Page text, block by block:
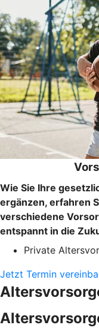
Wie Sie Ihre
ergänzen, erfahren
verschiedene
entspannt in die
Private
Jetzt Termin